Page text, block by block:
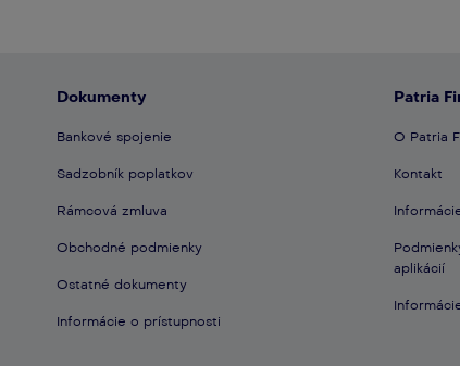
Dokumenty
Bankové spojenie
​​Sadzobník poplatkov​
​​Rámcová zmluva
​​Obchodné podmienky
Ostatné dokumenty
Informácie o prístupnosti
Patria
O Patria
Kontakt
aplikácií